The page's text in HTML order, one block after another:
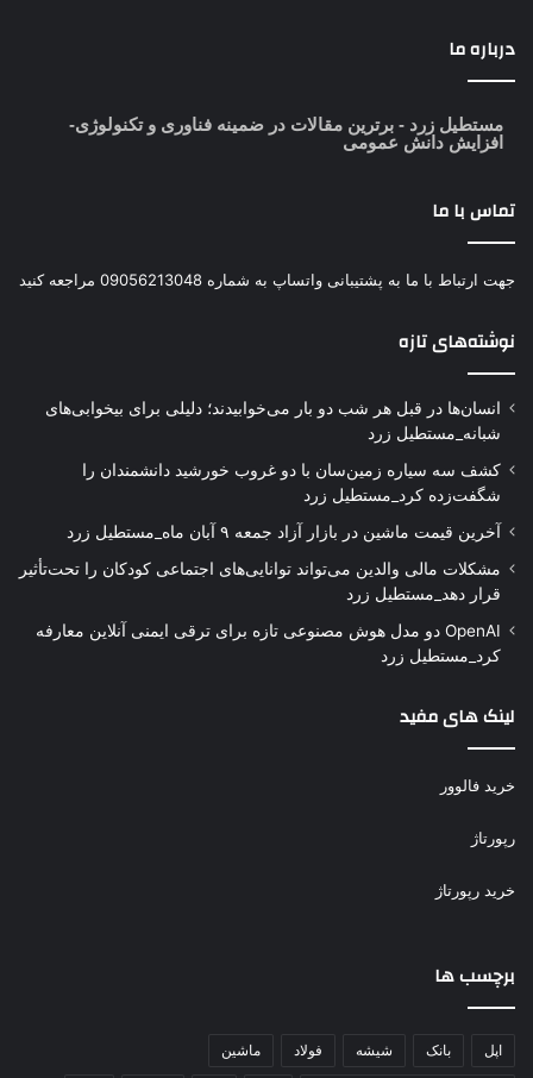
درباره ما
مستطیل زرد - برترین مقالات در ضمینه فناوری و تکنولوژی-
افزایش دانش عمومی
تماس با ما
جهت ارتباط با ما به پشتیبانی واتساپ به شماره 09056213048 مراجعه کنید
نوشته‌های تازه
انسان‌ها در قبل هر شب دو بار می‌خوابیدند؛ دلیلی برای بیخوابی‌های
شبانه_مستطیل زرد
کشف سه سیاره زمین‌سان با دو غروب خورشید دانشمندان را
شگفت‌زده کرد_مستطیل زرد
آخرین قیمت ماشین در بازار آزاد جمعه ۹ آبان ماه_مستطیل زرد
مشکلات مالی والدین می‌تواند توانایی‌های اجتماعی کودکان را تحت‌تأثیر
قرار دهد_مستطیل زرد
OpenAI دو مدل هوش مصنوعی تازه برای ترقی ایمنی آنلاین معارفه
کرد_مستطیل زرد
لینک های مفید
خرید فالوور
رپورتاژ
خرید رپورتاژ
برچسب ها
اپل بانک شیشه فولاد ماشین